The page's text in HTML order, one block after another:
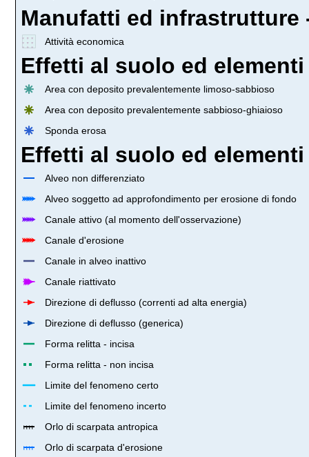
Manufatti ed infrastrutture
Attività economica
Effetti al suolo ed
Area con deposito prevalentemente limoso-sabbioso
Area con deposito prevalentemente sabbioso-ghiaioso
Sponda erosa
Effetti al suolo ed
Alveo non differenziato
Alveo soggetto ad approfondimento per erosione di fondo
Canale attivo (al momento dell'osservazione)
Canale d'erosione
Canale in alveo inattivo
Canale riattivato
Direzione di deflusso (correnti ad alta energia)
Direzione di deflusso (generica)
Forma relitta - incisa
Forma relitta - non incisa
Limite del fenomeno certo
Limite del fenomeno incerto
Orlo di scarpata antropica
Orlo di scarpata d'erosione